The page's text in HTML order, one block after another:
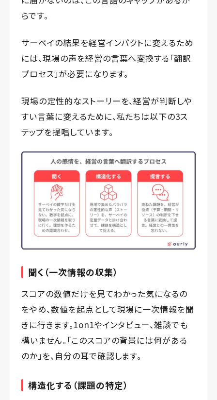
らです。
サーベイの結果を経営インパクトに変えるため
には、現場の声を経営の言葉へ変換する「翻訳
プロセス」が必要になります。
現場の定性的なストーリーを、経営が判断しや
すい言葉に変えるために、私たちは以下の3ス
テップを提唱しています。
聞く（一次情報の収集）
スコアの数値だけを見てわかった気になるの
をやめ、数値を起点として現場に一次情報を聞
きに行きます。1on1やインタビュー、雑談でも
構いません。「このスコアの背景には何がある
のか」を、自分の耳で確認します。
構造化する（課題の特定）